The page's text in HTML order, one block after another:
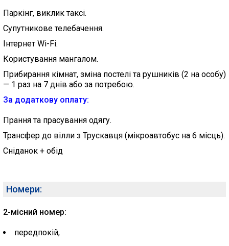
Паркінг, виклик таксі.
Супутникове телебачення.
Інтернет Wi-Fi.
Користування мангалом.
Прибирання кімнат, зміна постелі та рушників (2 на особу)
— 1 раз на 7 днів або за потребою.
За додаткову оплату:
Прання та прасування одягу.
Трансфер до вілли з Трускавця (мікроавтобус на 6 місць).
Сніданок + обід
Номери:
2-місний номер:
передпокій,